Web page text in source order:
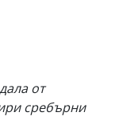
от
сребърни